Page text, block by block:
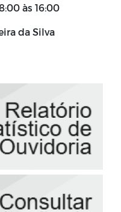
às 16:00
da Silva